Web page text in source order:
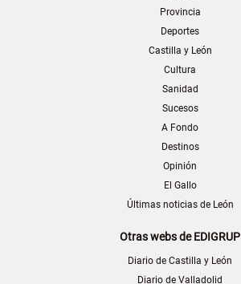
Provincia
Deportes
Castilla y León
Cultura
Sanidad
Sucesos
A Fondo
Destinos
Opinión
El Gallo
Últimas noticias de León
Otras webs de EDIGRUP
Diario de Castilla y León
Diario de Valladolid